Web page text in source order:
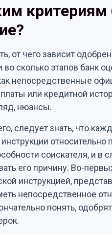
критериям
от чего зависит
во сколько этапов банк
непосредственные
или кредитной
нюансы.
следует знать, что
относительно
соискателя, и в
его причину. Во-
инструкцией,
непосредственное
понять,